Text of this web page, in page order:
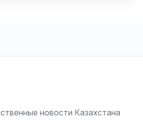
новости Казахстана